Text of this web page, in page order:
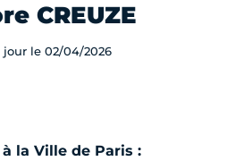
CREUZE
jour le 02/04/2026
la Ville de Paris :